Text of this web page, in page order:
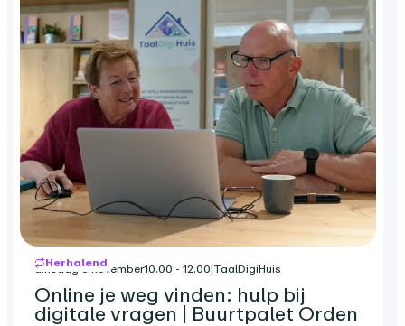
Herhalend
dinsdag 3 november10.00 - 12.00|TaalDigiHuis
Online je weg vinden: hulp bij
digitale vragen | Buurtpalet Orden